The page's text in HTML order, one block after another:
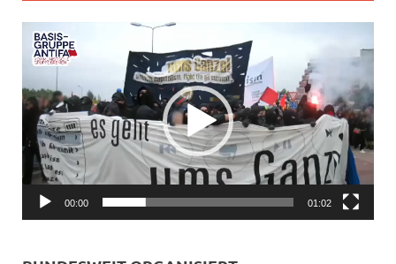
Video-
Player
00:00 01:02